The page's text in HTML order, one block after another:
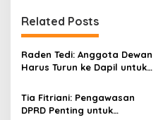
a
v
i
a
Related Posts
Raden Tedi: Anggota Dewan
Harus Turun ke Dapil untuk
Pembangunan Jabar
Tia Fitriani: Pengawasan
DPRD Penting untuk